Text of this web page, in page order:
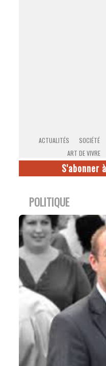
ACTUALITÉS SOCIÉTÉ
ART DE VIVRE
S'abonner
POLITIQUE